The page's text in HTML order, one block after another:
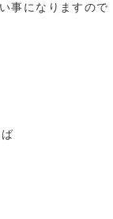
事になりますので